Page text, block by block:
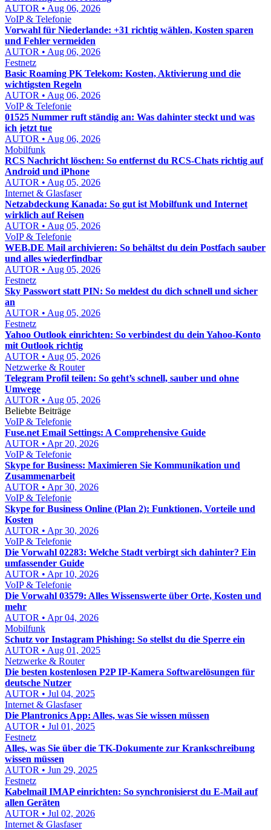
AUTOR • Aug 06, 2026
VoIP & Telefonie
Vorwahl für Niederlande: +31 richtig wählen, Kosten sparen
und Fehler vermeiden
AUTOR • Aug 06, 2026
Festnetz
Basic Roaming PK Telekom: Kosten, Aktivierung und die
wichtigsten Regeln
AUTOR • Aug 06, 2026
VoIP & Telefonie
01525 Nummer ruft ständig an: Was dahinter steckt und was
ich jetzt tue
AUTOR • Aug 06, 2026
Mobilfunk
RCS Nachricht löschen: So entfernst du RCS-Chats richtig auf
Android und iPhone
AUTOR • Aug 05, 2026
Internet & Glasfaser
Netzabdeckung Kanada: So gut ist Mobilfunk und Internet
wirklich auf Reisen
AUTOR • Aug 05, 2026
VoIP & Telefonie
WEB.DE Mail archivieren: So behältst du dein Postfach sauber
und alles wiederfindbar
AUTOR • Aug 05, 2026
Festnetz
Sky Passwort statt PIN: So meldest du dich schnell und sicher
an
AUTOR • Aug 05, 2026
Festnetz
Yahoo Outlook einrichten: So verbindest du dein Yahoo-Konto
mit Outlook richtig
AUTOR • Aug 05, 2026
Netzwerke & Router
Telegram Profil teilen: So geht’s schnell, sauber und ohne
Umwege
AUTOR • Aug 05, 2026
Beliebte Beiträge
VoIP & Telefonie
Fuse.net Email Settings: A Comprehensive Guide
AUTOR • Apr 20, 2026
VoIP & Telefonie
Skype for Business: Maximieren Sie Kommunikation und
Zusammenarbeit
AUTOR • Apr 30, 2026
VoIP & Telefonie
Skype for Business Online (Plan 2): Funktionen, Vorteile und
Kosten
AUTOR • Apr 30, 2026
VoIP & Telefonie
Die Vorwahl 02283: Welche Stadt verbirgt sich dahinter? Ein
umfassender Guide
AUTOR • Apr 10, 2026
VoIP & Telefonie
Die Vorwahl 03579: Alles Wissenswerte über Orte, Kosten und
mehr
AUTOR • Apr 04, 2026
Mobilfunk
Schutz vor Instagram Phishing: So stellst du die Sperre ein
AUTOR • Aug 01, 2025
Netzwerke & Router
Die besten kostenlosen P2P IP-Kamera Softwarelösungen für
deutsche Nutzer
AUTOR • Jul 04, 2025
Internet & Glasfaser
Die Plantronics App: Alles, was Sie wissen müssen
AUTOR • Jul 01, 2025
Festnetz
Alles, was Sie über die TK-Dokumente zur Krankschreibung
wissen müssen
AUTOR • Jun 29, 2025
Festnetz
Kabelmail IMAP einrichten: So synchronisierst du E-Mail auf
allen Geräten
AUTOR • Jul 02, 2026
Internet & Glasfaser